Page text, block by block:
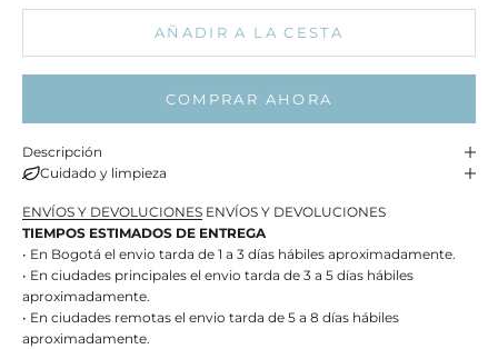
AÑADIR A LA CESTA
COMPRAR AHORA
Descripción
Cuidado y limpieza
ENVÍOS Y DEVOLUCIONES ENVÍOS Y DEVOLUCIONES
TIEMPOS ESTIMADOS DE ENTREGA
• En Bogotá el envio tarda de 1 a 3 días hábiles aproximadamente.
• En ciudades principales el envio tarda de 3 a 5 días hábiles
aproximadamente.
• En ciudades remotas el envio tarda de 5 a 8 días hábiles
aproximadamente.